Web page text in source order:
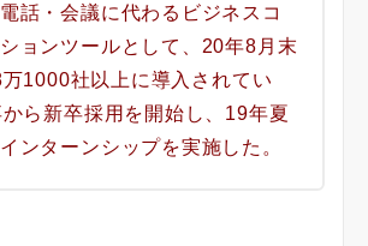
話・会議に代わるビジネスコ
ョンツールとして、20年8月末
1000社以上に導入されてい
ら新卒採用を開始し、19年夏
ンターンシップを実施した。